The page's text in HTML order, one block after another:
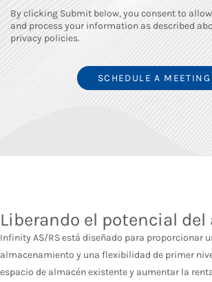
By clicking Submit below, you consent to
and process your information as described
privacy policies.
Liberando el potencial del
Infinity AS/RS está diseñado para proporcionar
almacenamiento y una flexibilidad de primer
espacio de almacén existente y aumentar la